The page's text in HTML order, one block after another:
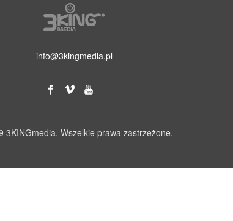
info@3kingmedia.pl
3KINGmedia. Wszelkie prawa zastrzeżone.